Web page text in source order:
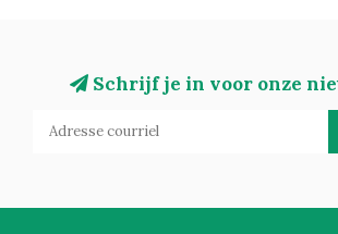
Schrijf je in voor onze